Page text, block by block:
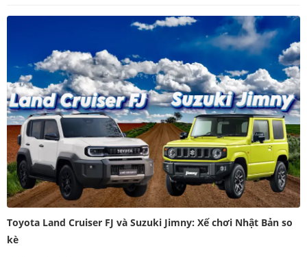
Toyota Land Cruiser FJ và Suzuki Jimny: Xế chơi Nhật Bản so
kè